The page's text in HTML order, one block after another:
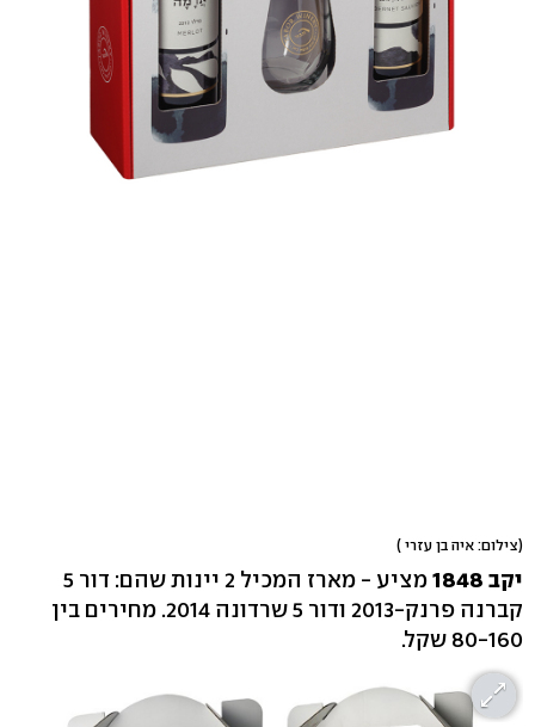
(צילום: איה בן עזרי )
יקב 1848
מציע - מארז המכיל 2 יינות שהם: דור 5
קברנה פרנק-2013 ודור 5 שרדונה 2014. מחירים בין
80-160 שקל.